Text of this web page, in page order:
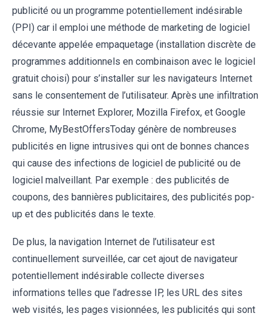
publicité ou un programme potentiellement indésirable
(PPI) car il emploi une méthode de marketing de logiciel
décevante appelée empaquetage (installation discrète de
programmes additionnels en combinaison avec le logiciel
gratuit choisi) pour s’installer sur les navigateurs Internet
sans le consentement de l’utilisateur. Après une infiltration
réussie sur Internet Explorer, Mozilla Firefox, et Google
Chrome, MyBestOffersToday génère de nombreuses
publicités en ligne intrusives qui ont de bonnes chances
qui cause des infections de logiciel de publicité ou de
logiciel malveillant. Par exemple : des publicités de
coupons, des bannières publicitaires, des publicités pop-
up et des publicités dans le texte.
De plus, la navigation Internet de l’utilisateur est
continuellement surveillée, car cet ajout de navigateur
potentiellement indésirable collecte diverses
informations telles que l’adresse IP, les URL des sites
web visités, les pages visionnées, les publicités qui sont